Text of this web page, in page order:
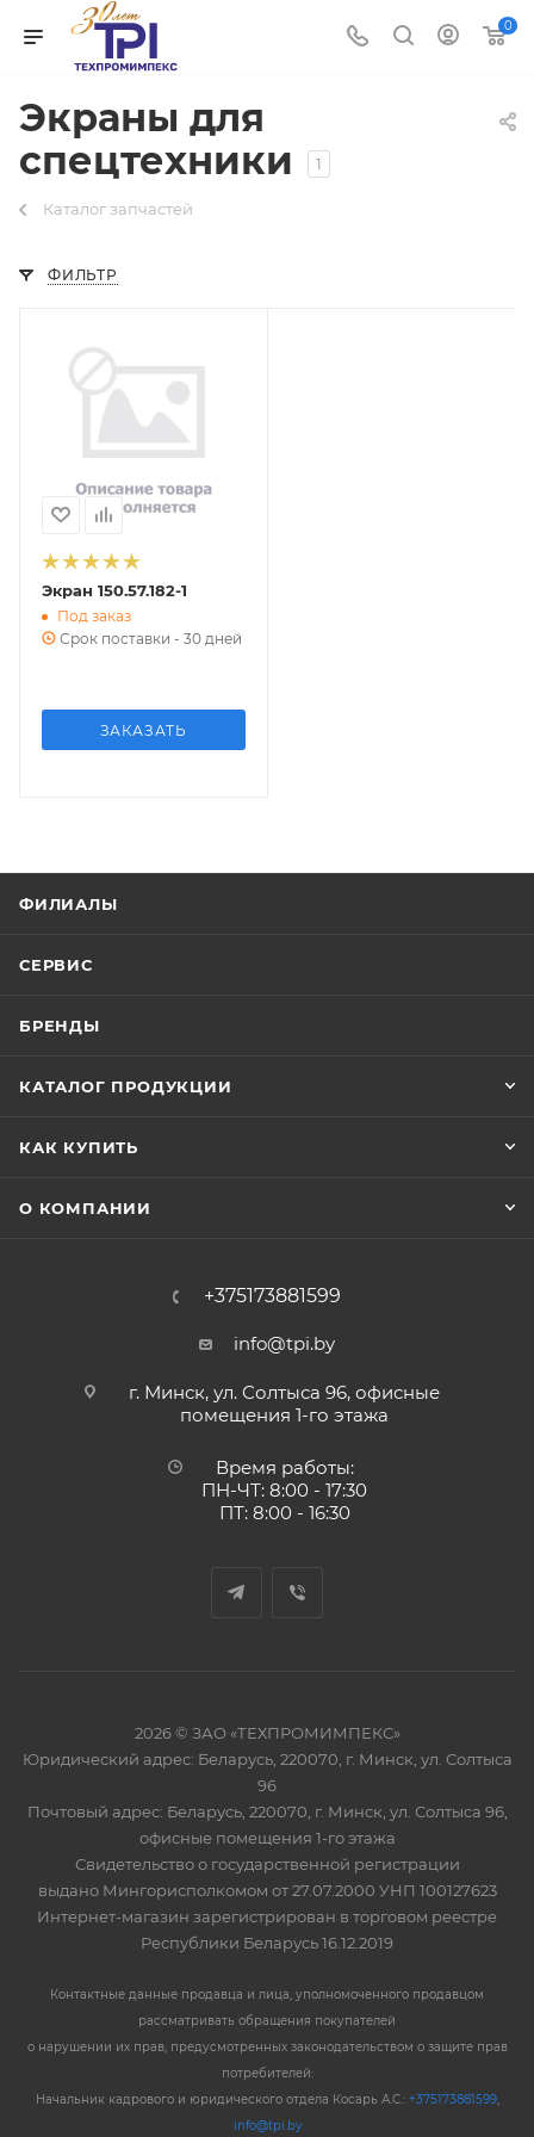
0
Экраны для
спецтехники
1
Каталог запчастей
ФИЛЬТР
Экран 150.57.182-1
Под заказ
Срок поставки - 30 дней
ЗАКАЗАТЬ
ФИЛИАЛЫ
СЕРВИС
БРЕНДЫ
КАТАЛОГ ПРОДУКЦИИ
КАК КУПИТЬ
О КОМПАНИИ
+375173881599
info@tpi.by
г. Минск, ул. Солтыса 96, офисные
помещения 1-го этажа
Время работы:
ПН-ЧТ: 8:00 - 17:30
ПТ: 8:00 - 16:30
2026 © ЗАО «ТЕХПРОМИМПЕКС»
Юридический адрес: Беларусь, 220070, г. Минск, ул. Солтыса
96
Почтовый адрес: Беларусь, 220070, г. Минск, ул. Солтыса 96,
офисные помещения 1-го этажа
Свидетельство о государственной регистрации
выдано Мингорисполкомом от 27.07.2000 УНП 100127623
Интернет-магазин зарегистрирован в торговом реестре
Республики Беларусь 16.12.2019
Контактные данные продавца и лица, уполномоченного продавцом
рассматривать обращения покупателей
о нарушении их прав, предусмотренных законодательством о защите прав
потребителей:
Начальник кадрового и юридического отдела Косарь А.С.: +375173881599,
info@tpi.by